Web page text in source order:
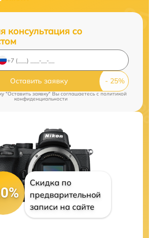
консультация со
Оставить заявку
"Оставить заявку" Вы соглашаетесь cполитикой
конфиденциальности
Скидка по
предварительной
записи на сайте